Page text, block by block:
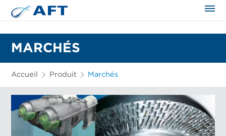
MARCHÉS
Accueil Produit Marchés